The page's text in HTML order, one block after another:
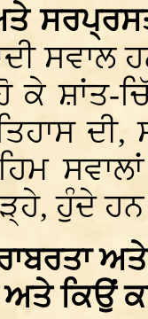
ਸਵਾਲ
ਕੇ ਸ਼ਾਂਤ-
ਦੀ,
ਹੁੰਦੇ
ਅਤੇ ਕਿਉਂ